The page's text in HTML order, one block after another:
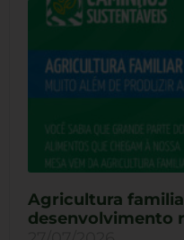
Agricultura
desenvolvimento